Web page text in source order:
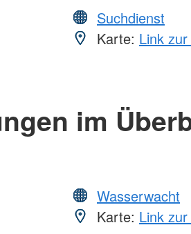
Suchdienst
Karte: Link
im
Wasserwacht
Karte: Link